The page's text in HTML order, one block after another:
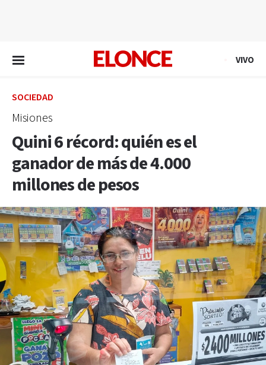
VIVO
SOCIEDAD
Misiones
Quini 6 récord: quién es el
ganador de más de 4.000
millones de pesos